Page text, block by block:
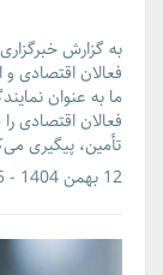
به گزارش
فعالان اقتصادی
ما به عنوان
فعالان اقتصادی
تأمین، پیگیری
12 بهمن 1404 - 15:45